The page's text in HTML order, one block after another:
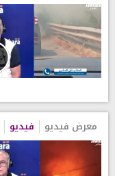
معرض فيديو فيديو